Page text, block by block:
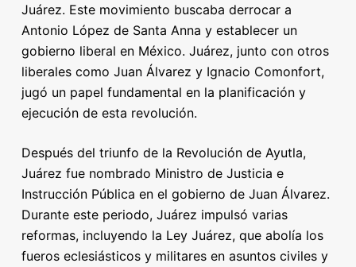
Juárez. Este movimiento buscaba derrocar a
Antonio López de Santa Anna y establecer un
gobierno liberal en México. Juárez, junto con otros
liberales como Juan Álvarez y Ignacio Comonfort,
jugó un papel fundamental en la planificación y
ejecución de esta revolución.
Después del triunfo de la Revolución de Ayutla,
Juárez fue nombrado Ministro de Justicia e
Instrucción Pública en el gobierno de Juan Álvarez.
Durante este periodo, Juárez impulsó varias
reformas, incluyendo la Ley Juárez, que abolía los
fueros eclesiásticos y militares en asuntos civiles y